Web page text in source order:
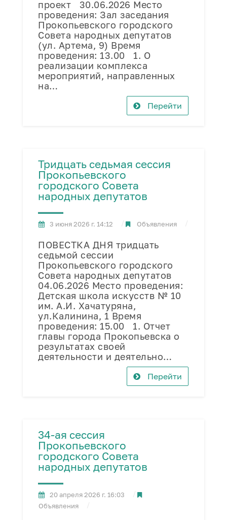
проект 30.06.2026 Место
проведения: Зал заседания
Прокопьевского городского
Совета народных депутатов
(ул. Артема, 9) Время
проведения: 13.00 1. О
реализации комплекса
мероприятий, направленных
на…
Перейти
Тридцать седьмая сессия
Прокопьевского
городского Совета
народных депутатов
3 июня 2026 г. 14:12 Объявления
ПОВЕСТКА ДНЯ тридцать
седьмой сессии
Прокопьевского городского
Совета народных депутатов
04.06.2026 Место проведения:
Детская школа искусств № 10
им. А.И. Хачатуряна,
ул.Калинина, 1 Время
проведения: 15.00 1. Отчет
главы города Прокопьевска о
результатах своей
деятельности и деятельно…
Перейти
34-ая сессия
Прокопьевского
городского Совета
народных депутатов
20 апреля 2026 г. 16:03
Объявления